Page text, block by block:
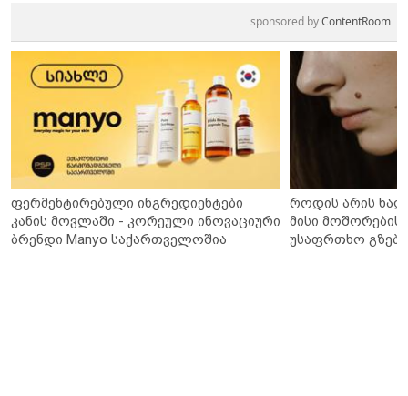
sponsored byContentRoom
ფერმენტირებული ინგრედიენტები
კანის მოვლაში - კორეული ინოვაციური
ბრენდი Manyo საქართველოშია
როდის არის
მისი მოშორების
უსაფრთხო გზები